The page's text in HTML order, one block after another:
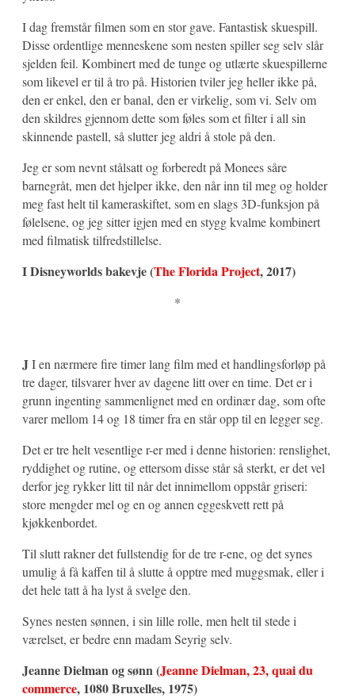
I dag fremstår filmen som en stor gave. Fantastisk skuespill.
Disse ordentlige menneskene som nesten spiller seg selv slår
sjelden feil. Kombinert med de tunge og utlærte skuespillerne
som likevel er til å tro på. Historien tviler jeg heller ikke på,
den er enkel, den er banal, den er virkelig, som vi. Selv om
den skildres gjennom dette som føles som et filter i all sin
skinnende pastell, så slutter jeg aldri å stole på den.
Jeg er som nevnt stålsatt og forberedt på Monees såre
barnegråt, men det hjelper ikke, den når inn til meg og holder
meg fast helt til kameraskiftet, som en slags 3D-funksjon på
følelsene, og jeg sitter igjen med en stygg kvalme kombinert
med filmatisk tilfredstillelse.
I Disneyworlds bakevje (The Florida Project, 2017)
*
JI en nærmere fire timer lang film med et handlingsforløp på
tre dager, tilsvarer hver av dagene litt over en time. Det er i
grunn ingenting sammenlignet med en ordinær dag, som ofte
varer mellom 14 og 18 timer fra en står opp til en legger seg.
Det er tre helt vesentlige r-er med i denne historien: renslighet,
ryddighet og rutine, og ettersom disse står så sterkt, er det vel
derfor jeg rykker litt til når det innimellom oppstår griseri:
store mengder mel og en og annen eggeskvett rett på
kjøkkenbordet.
Til slutt rakner det fullstendig for de tre r-ene, og det synes
umulig å få kaffen til å slutte å opptre med muggsmak, eller i
det hele tatt å ha lyst å svelge den.
Synes nesten sønnen, i sin lille rolle, men helt til stede i
værelset, er bedre enn madam Seyrig selv.
Jeanne Dielman og sønn (Jeanne Dielman, 23, quai du
commerce, 1080 Bruxelles, 1975)